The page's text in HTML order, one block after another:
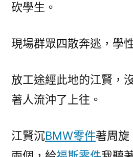
砍學生。
現場群眾四散奔逃，學
放工途經此地的江賢，
著人流沖了上往。
江賢沉BMW零件著周旋